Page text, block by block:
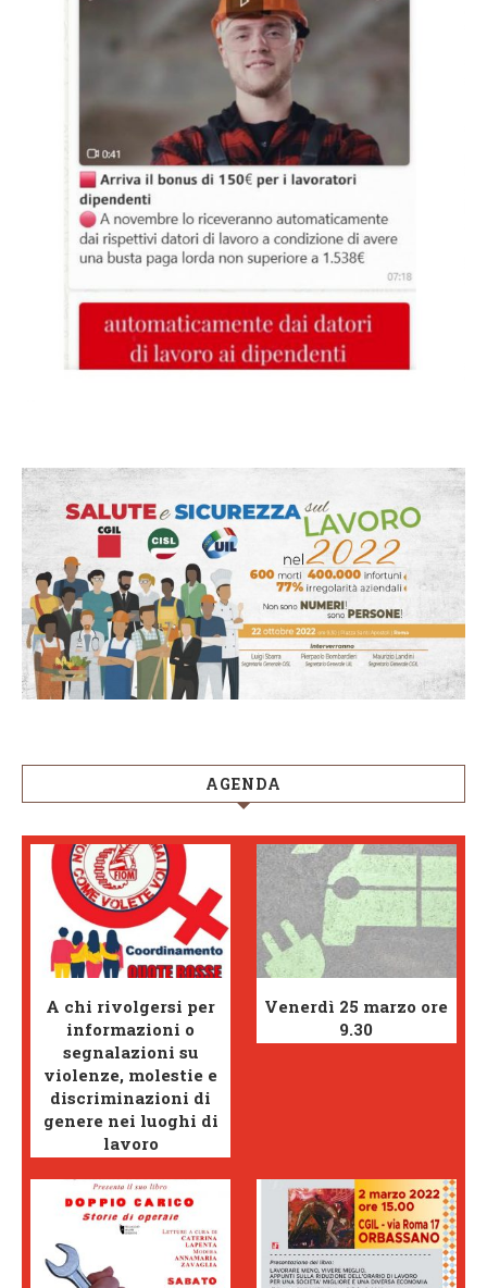
AGENDA
A chi rivolgersi per
informazioni o
segnalazioni su
violenze, molestie e
discriminazioni di
genere nei luoghi di
lavoro
Venerdì 25 marzo ore
9.30